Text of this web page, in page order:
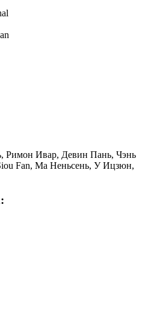
Римон Ивар, Девин Пань, Чэнь
Fan, Ма Неньсень, У Ицзюн,